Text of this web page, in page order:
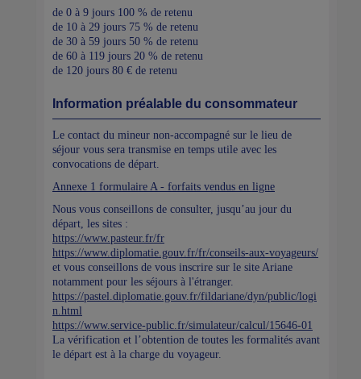
de 0 à 9 jours 100 % de retenu
de 10 à 29 jours 75 % de retenu
de 30 à 59 jours 50 % de retenu
de 60 à 119 jours 20 % de retenu
de 120 jours 80 € de retenu
Information préalable du consommateur
Le contact du mineur non-accompagné sur le lieu de
séjour vous sera transmise en temps utile avec les
convocations de départ.
Annexe 1 formulaire A - forfaits vendus en ligne
Nous vous conseillons de consulter, jusqu’au jour du
départ, les sites :
https://www.pasteur.fr/fr
https://www.diplomatie.gouv.fr/fr/conseils-aux-voyageurs/
et vous conseillons de vous inscrire sur le site Ariane
notamment pour les séjours à l'étranger.
https://pastel.diplomatie.gouv.fr/fildariane/dyn/public/logi
n.html
https://www.service-public.fr/simulateur/calcul/15646-01
La vérification et l’obtention de toutes les formalités avant
le départ est à la charge du voyageur.